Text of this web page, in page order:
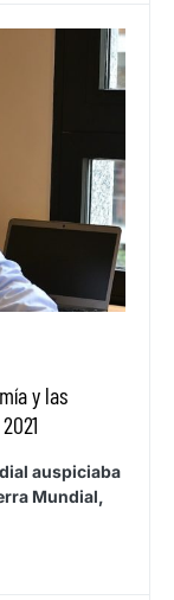
y las
auspiciaba
Mundial,